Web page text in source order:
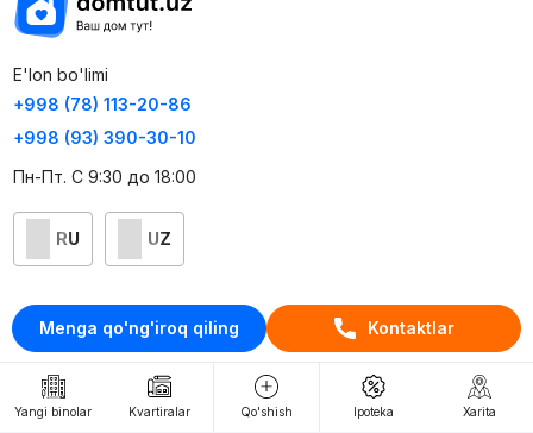
Menga qo'ng'iroq qiling Kontaktlar
Yangi binolar Kvartiralar Qo'shish Ipoteka Xarita
E'lon bo'limi
+998 (78) 113-20-86
+998 (93) 390-30-10
Пн-Пт. С 9:30 до 18:00
RU UZ
Kontaktlar
loyiha haqida
Webnow © loyihasi